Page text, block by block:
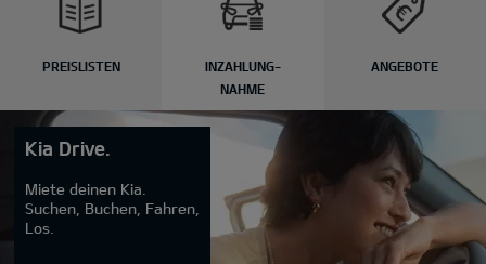
PREISLISTEN
INZAHLUNG-
NAHME
ANGEBOTE
Kia Drive.
Miete deinen Kia.
Suchen, Buchen, Fahren,
Los.